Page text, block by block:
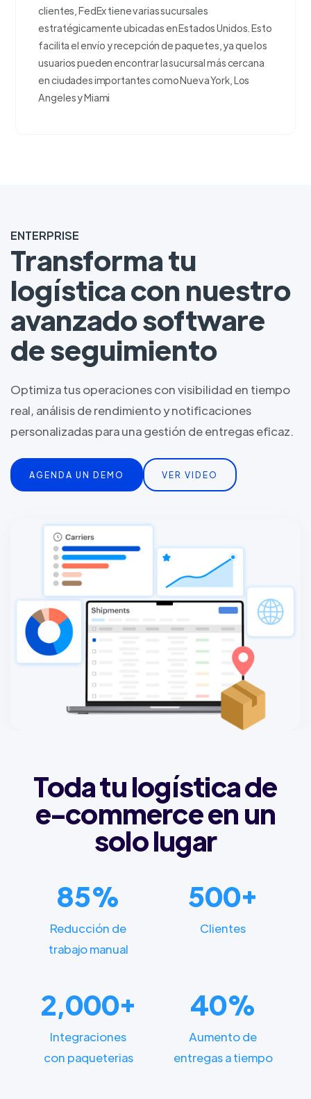
clientes, FedEx tiene varias sucursales
estratégicamente ubicadas en Estados Unidos. Esto
facilita el envío y recepción de paquetes, ya que los
usuarios pueden encontrar la sucursal más cercana
en ciudades importantes como Nueva York, Los
Angeles y Miami
ENTERPRISE
Transforma tu
logística con nuestro
avanzado software
de seguimiento
Optimiza tus operaciones con visibilidad en tiempo
real, análisis de rendimiento y notificaciones
personalizadas para una gestión de entregas eficaz.
AGENDA UN DEMO VER VIDEO
Toda tu logística de
e-commerce en un
solo lugar
85%
Reducción de
trabajo manual
500+
Clientes
2,000+
Integraciones
con paqueterias
40%
Aumento de
entregas a tiempo